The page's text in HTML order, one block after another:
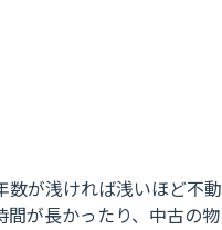
数が浅ければ浅いほど不動
間が長かったり、中古の物